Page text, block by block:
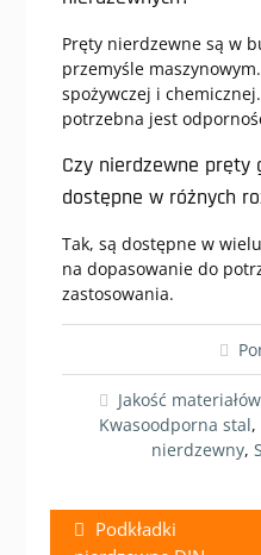
Pręty nierdzewne są w
przemyśle
spożywczej i
potrzebna jest
Czy nierdzewne pręty
dostępne w różnych
Tak, są dostępne w
na dopasowanie do
zastosowania.
Jakość materiałów
Kwasoodporna stal,
nierdzewny,
Zobacz
wpisyPrevious
Podkładki